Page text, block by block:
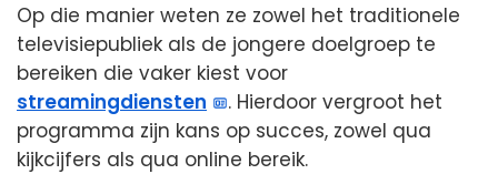
Op die manier weten ze zowel het traditionele
televisiepubliek als de jongere doelgroep te
bereiken die vaker kiest voor
streamingdiensten
. Hierdoor vergroot het
programma zijn kans op succes, zowel qua
kijkcijfers als qua online bereik.